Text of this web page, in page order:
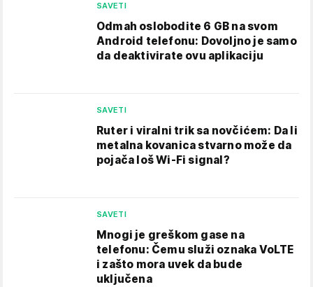
SAVETI
Odmah oslobodite 6 GB na svom
Android telefonu: Dovoljno je samo
da deaktivirate ovu aplikaciju
SAVETI
Ruter i viralni trik sa novčićem: Da li
metalna kovanica stvarno može da
pojača loš Wi-Fi signal?
SAVETI
Mnogi je greškom gase na
telefonu: Čemu služi oznaka VoLTE
i zašto mora uvek da bude
uključena